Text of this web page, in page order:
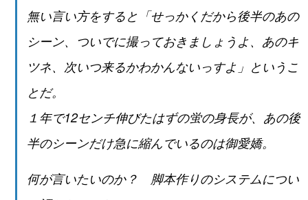
無い言い方をすると「せっかくだから後半のあの
シーン、ついでに撮っておきましょうよ、あのキ
ツネ、次いつ来るかわかんないっすよ」というこ
とだ。
１年で12センチ伸びたはずの蛍の身長が、あの後
半のシーンだけ急に縮んでいるのは御愛嬌。
何が言いたいのか？ 脚本作りのシステムについ